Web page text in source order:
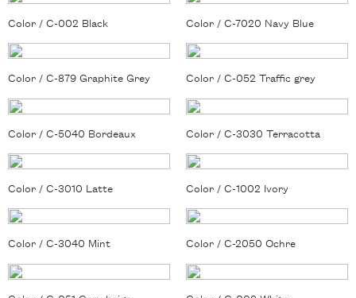
Color / C-002 Black Color / C-7020 Navy Blue
Color / C-879 Graphite Grey Color / C-052 Traffic grey
Color / C-5040 Bordeaux Color / C-3030 Terracotta
Color / C-3010 Latte Color / C-1002 Ivory
Color / C-3040 Mint Color / C-2050 Ochre